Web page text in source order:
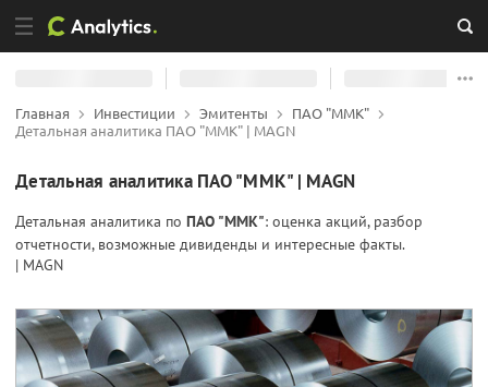
Главная Инвестиции Эмитенты
ПАО "ММК"
Детальная аналитика ПАО "ММК" | MAGN
Детальная аналитика ПАО "ММК" | MAGN
Детальная аналитика по ПАО "ММК": оценка акций, разбор
отчетности, возможные дивиденды и интересные факты.
| MAGN